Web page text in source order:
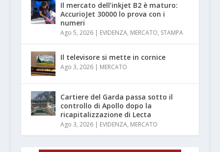
Il mercato dell’inkjet B2 è maturo:
AccurioJet 30000 lo prova con i
numeri
Ago 5, 2026| EVIDENZA, MERCATO, STAMPA
Il televisore si mette in cornice
Ago 3, 2026| MERCATO
Cartiere del Garda passa sotto il
controllo di Apollo dopo la
ricapitalizzazione di Lecta
Ago 3, 2026| EVIDENZA, MERCATO